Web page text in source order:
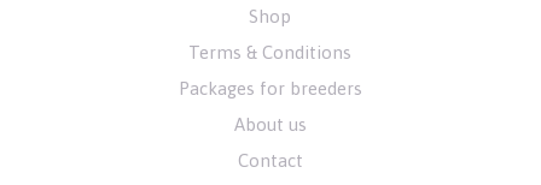
Shop
Terms & Conditions
Packages for breeders
About us
Contact